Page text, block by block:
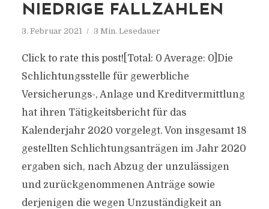
NIEDRIGE FALLZAHLEN
3. Februar 2021 3 Min. Lesedauer
Click to rate this post![Total: 0 Average: 0]Die
Schlichtungsstelle für gewerbliche
Versicherungs-, Anlage und Kreditvermittlung
hat ihren Tätigkeitsbericht für das
Kalenderjahr 2020 vorgelegt. Von insgesamt 18
gestellten Schlichtungsanträgen im Jahr 2020
ergaben sich, nach Abzug der unzulässigen
und zurückgenommenen Anträge sowie
derjenigen die wegen Unzuständigkeit an